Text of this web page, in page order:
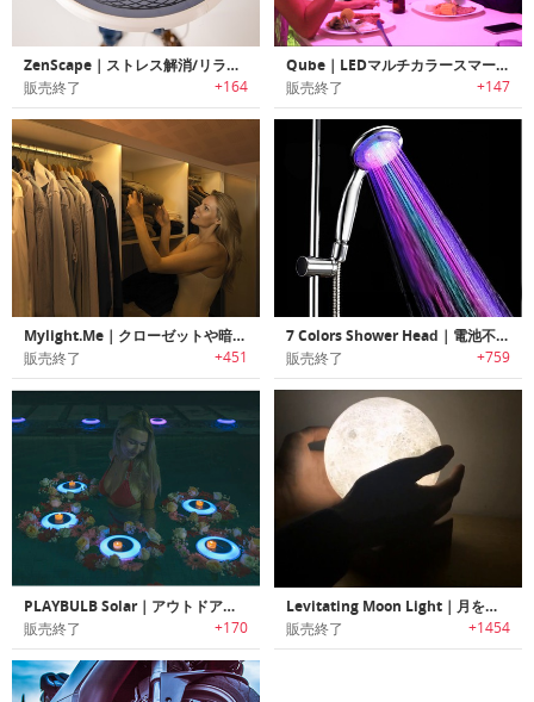
ZenScape｜ストレス解消/リラックスを促す美しいLEDアートワークディスプレイ「ゼンスケープ」
販売終了 +164
Qube｜LEDマルチカラースマートライト「キューブ」
販売終了 +147
Mylight.Me｜クローゼットや暗い廊下に最適なモーションセンサー搭載LEDストリップライトシステム
販売終了 +451
7 Colors Shower Head｜電池不要で7色に光るLEDライトシャワーヘッド
販売終了 +759
PLAYBULB Solar｜アウトドアで神秘的な雰囲気を楽しめる水中浮遊ソーラーLEDライト「プレイバルブ」
販売終了 +170
Levitating Moon Light｜月をモチーフにデザインされたワイヤレス充電空中浮遊ライト「ムーンライト」
販売終了 +1454